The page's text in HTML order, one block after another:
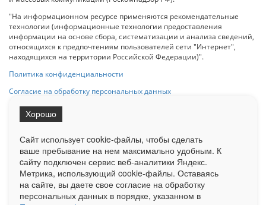
"На информационном ресурсе применяются рекомендательные
технологии (информационные технологии предоставления
информации на основе сбора, систематизации и анализа сведений,
относящихся к предпочтениям пользователей сети "Интернет",
находящихся на территории Российской Федерации)".
Политика конфиденциальности
Согласие на обработку персональных данных
на Сетевое издание «ОрелТаймс» обязательна.
Ограниченная статистика посещаемости доступна на сайте
Liveinternet.ru . Подробная статистика для рекламодателей по запросу
у менеджера.
Сайт использует cookie-файлы, чтобы сделать
ваше пребывание на нем максимально удобным. К
cайту подключен сервис веб-аналитики Яндекс.
Метрика, использующий cookie-файлы. Оставаясь
на сайте, вы даете свое согласие на обработку
персональных данных в порядке, указанном в
Хорошо